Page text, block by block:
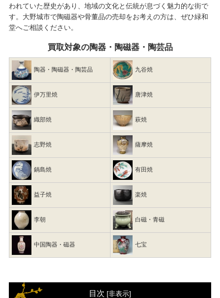
われていた歴史があり、地域の文化と伝統が息づく魅力的な街で
す。大野城市で陶磁器や骨董品の売却をお考えの方は、ぜひ緑和
堂へご相談ください。
買取対象の陶器・陶磁器・陶芸品
陶器・陶磁器・陶芸品 九谷焼
伊万里焼 唐津焼
織部焼 萩焼
志野焼 薩摩焼
鍋島焼 有田焼
益子焼 楽焼
李朝 白磁・青磁
中国陶器・磁器 七宝
目次 [非表示]